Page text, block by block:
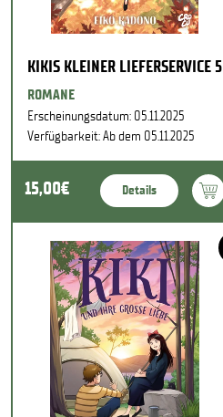
KIKIS KLEINER LIEFERSERVICE 5
ROMANE
Erscheinungsdatum: 05.11.2025
Verfügbarkeit: Ab dem 05.11.2025
15,00€ Details